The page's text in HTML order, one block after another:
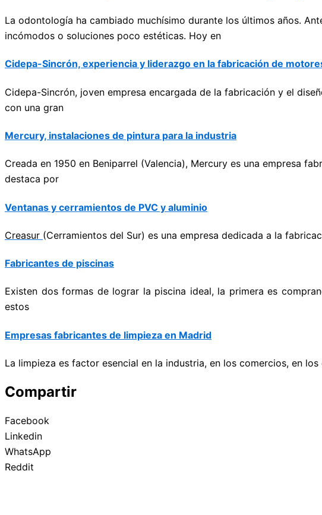
La odontología ha cambiado muchísimo durante los últimos años.
incómodos o soluciones poco estéticas. Hoy en
Cidepa-Sincrón, experiencia y liderazgo en la fabricación de
Cidepa-Sincrón, joven empresa encargada de la fabricación y el
con una gran
Mercury, instalaciones de pintura para la industria
Creada en 1950 en Beniparrel (Valencia), Mercury es una empresa
destaca por
Ventanas y cerramientos de PVC y aluminio
Creasur (Cerramientos del Sur) es una empresa dedicada a la
Fabricantes de piscinas
Existen dos formas de lograr la piscina ideal, la primera es
estos
Empresas fabricantes de limpieza en Madrid
La limpieza es factor esencial en la industria, en los comercios, en
Compartir
Facebook
Linkedin
WhatsApp
Reddit